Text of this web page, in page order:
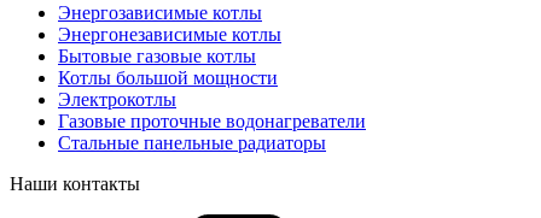
Энергозависимые котлы
Энергонезависимые котлы
Бытовые газовые котлы
Котлы большой мощности
Электрокотлы
Газовые проточные водонагреватели
Стальные панельные радиаторы
Наши контакты